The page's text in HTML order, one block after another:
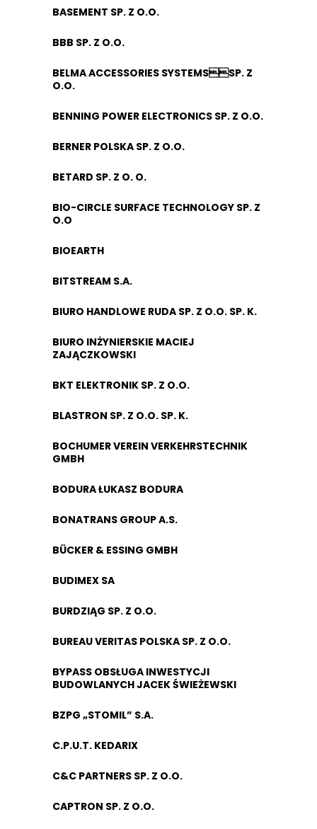
BASEMENT SP. Z O.O.
BBB SP. Z O.O.
BELMA ACCESSORIES SYSTEMSSP. Z
O.O.
BENNING POWER ELECTRONICS SP. Z O.O.
BERNER POLSKA SP. Z O.O.
BETARD SP. Z O. O.
BIO-CIRCLE SURFACE TECHNOLOGY SP. Z
O.O
BIOEARTH
BITSTREAM S.A.
BIURO HANDLOWE RUDA SP. Z O.O. SP. K.
BIURO INŻYNIERSKIE MACIEJ
ZAJĄCZKOWSKI
BKT ELEKTRONIK SP. Z O.O.
BLASTRON SP. Z O.O. SP. K.
BOCHUMER VEREIN VERKEHRSTECHNIK
GMBH
BODURA ŁUKASZ BODURA
BONATRANS GROUP A.S.
BÜCKER & ESSING GMBH
BUDIMEX SA
BURDZIĄG SP. Z O.O.
BUREAU VERITAS POLSKA SP. Z O.O.
BYPASS OBSŁUGA INWESTYCJI
BUDOWLANYCH JACEK ŚWIEŻEWSKI
BZPG „STOMIL” S.A.
C.P.U.T. KEDARIX
C&C PARTNERS SP. Z O.O.
CAPTRON SP. Z O.O.